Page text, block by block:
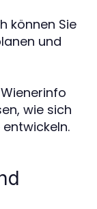
können Sie
und
wie sich